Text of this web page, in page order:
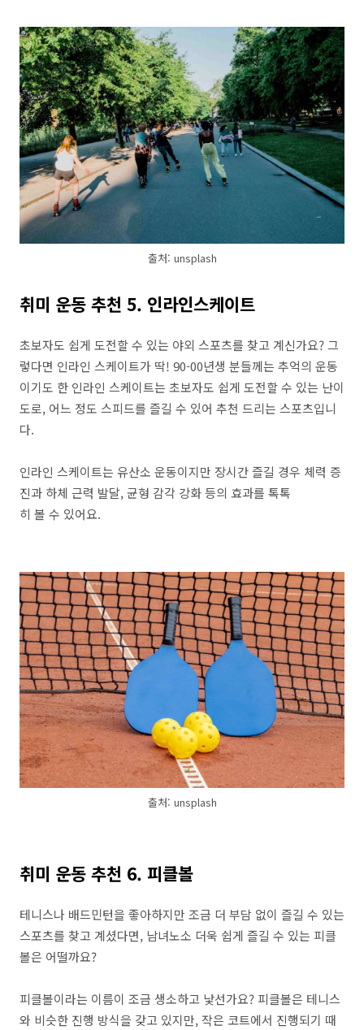
출처: unsplash
취미 운동 추천 5. 인라인스케이트
초보자도 쉽게 도전할 수 있는 야외 스포츠를 찾고 계신가요? 그
렇다면 인라인 스케이트가 딱! 90-00년생 분들께는 추억의 운동
이기도 한 인라인 스케이트는 초보자도 쉽게 도전할 수 있는 난이
도로, 어느 정도 스피드를 즐길 수 있어 추천 드리는 스포츠입니
다.
인라인 스케이트는 유산소 운동이지만 장시간 즐길 경우 체력 증
진과 하체 근력 발달, 균형 감각 강화 등의 효과를 톡톡
히 볼 수 있어요.
출처: unsplash
취미 운동 추천 6. 피클볼
테니스나 배드민턴을 좋아하지만 조금 더 부담 없이 즐길 수 있는
스포츠를 찾고 계셨다면, 남녀노소 더욱 쉽게 즐길 수 있는 피클
볼은 어떨까요?
피클볼이라는 이름이 조금 생소하고 낯선가요? 피클볼은 테니스
와 비슷한 진행 방식을 갖고 있지만, 작은 코트에서 진행되기 때